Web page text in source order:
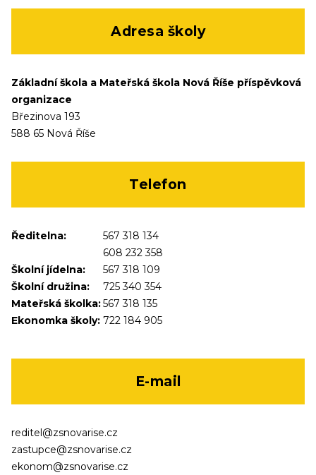
Adresa školy
Základní škola a Mateřská škola Nová Říše příspěvková
organizace
Březinova 193
588 65 Nová Říše
Telefon
Ředitelna:
567 318 134
608 232 358
Školní jídelna:
567 318 109
Školní družina:
725 340 354
Mateřská školka:567 318 135
Ekonomka školy: 722 184 905
E-mail
reditel@zsnovarise.cz
zastupce@zsnovarise.cz
ekonom@zsnovarise.cz